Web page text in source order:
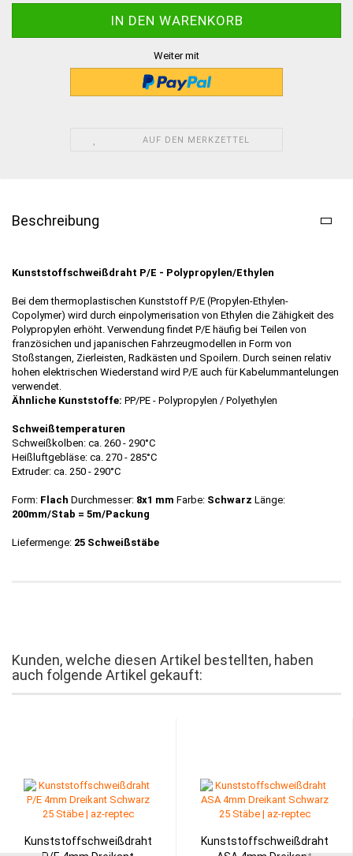
Weiter mit
AUF DEN MERKZETTEL
Beschreibung
Kunststoffschweißdraht P/E - Polypropylen/Ethylen
Bei dem thermoplastischen Kunststoff P/E (Propylen-Ethylen-
Copolymer) wird durch einpolymerisation von Ethylen die Zähigkeit des
Polypropylen erhöht. Verwendung findet P/E häufig bei Teilen von
französichen und japanischen Fahrzeugmodellen in Form von
Stoßstangen, Zierleisten, Radkästen und Spoilern. Durch seinen relativ
hohen elektrischen Wiederstand wird P/E auch für Kabelummantelungen
verwendet.
Ähnliche Kunststoffe: PP/PE - Polypropylen / Polyethylen
Schweißtemperaturen
Schweißkolben: ca. 260 - 290°C
Heißluftgebläse: ca. 270 - 285°C
Extruder: ca. 250 - 290°C
Form: Flach Durchmesser: 8x1 mm Farbe: Schwarz Länge:
200mm/Stab = 5m/Packung
Liefermenge: 25 Schweißstäbe
Kunden, welche diesen Artikel bestellten, haben
auch folgende Artikel gekauft:
Kunststoffschweißdraht
Kunststoffschweißdraht